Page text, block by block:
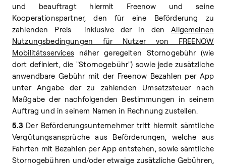
und beauftragt hiermit Freenow und seine
Kooperationspartner, den für eine Beförderung zu
zahlenden Preis inklusive der in denAllgemeinen
Nutzungsbedingungen für Nutzer von FREENOW
Mobilitätsservicesnäher geregelten Stornogebühr (wie
dort definiert, die "Stornogebühr") sowie jede zusätzliche
anwendbare Gebühr mit der Freenow Bezahlen per App
unter Angabe der zu zahlenden Umsatzsteuer nach
Maßgabe der nachfolgenden Bestimmungen in seinem
Auftrag und in seinem Namen in Rechnung zustellen.
5.3 Der Beförderungsunternehmer tritt hiermit sämtliche
Vergütungsansprüche aus Beförderungen, welche aus
Fahrten mit Bezahlen per App entstehen, sowie sämtliche
Stornogebühren und/oder etwaige zusätzliche Gebühren,